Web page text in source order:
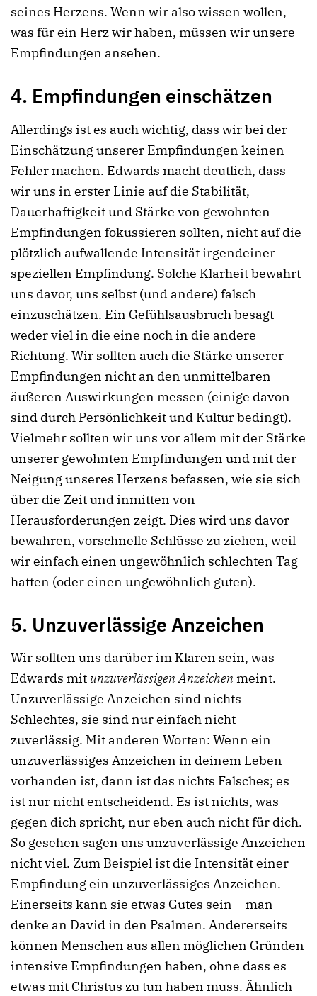
seines Herzens. Wenn wir also wissen wollen,
was für ein Herz wir haben, müssen wir unsere
Empfindungen ansehen.
4. Empfindungen einschätzen
Allerdings ist es auch wichtig, dass wir bei der
Einschätzung unserer Empfindungen keinen
Fehler machen. Edwards macht deutlich, dass
wir uns in erster Linie auf die Stabilität,
Dauerhaftigkeit und Stärke von gewohnten
Empfindungen fokussieren sollten, nicht auf die
plötzlich aufwallende Intensität irgendeiner
speziellen Empfindung. Solche Klarheit bewahrt
uns davor, uns selbst (und andere) falsch
einzuschätzen. Ein Gefühlsausbruch besagt
weder viel in die eine noch in die andere
Richtung. Wir sollten auch die Stärke unserer
Empfindungen nicht an den unmittelbaren
äußeren Auswirkungen messen (einige davon
sind durch Persönlichkeit und Kultur bedingt).
Vielmehr sollten wir uns vor allem mit der Stärke
unserer gewohnten Empfindungen und mit der
Neigung unseres Herzens befassen, wie sie sich
über die Zeit und inmitten von
Herausforderungen zeigt. Dies wird uns davor
bewahren, vorschnelle Schlüsse zu ziehen, weil
wir einfach einen ungewöhnlich schlechten Tag
hatten (oder einen ungewöhnlich guten).
5. Unzuverlässige Anzeichen
Wir sollten uns darüber im Klaren sein, was
Edwards mit unzuverlässigen Anzeichenmeint.
Unzuverlässige Anzeichen sind nichts
Schlechtes, sie sind nur einfach nicht
zuverlässig. Mit anderen Worten: Wenn ein
unzuverlässiges Anzeichen in deinem Leben
vorhanden ist, dann ist das nichts Falsches; es
ist nur nicht entscheidend. Es ist nichts, was
gegen dich spricht, nur eben auch nicht für dich.
So gesehen sagen uns unzuverlässige Anzeichen
nicht viel. Zum Beispiel ist die Intensität einer
Empfindung ein unzuverlässiges Anzeichen.
Einerseits kann sie etwas Gutes sein – man
denke an David in den Psalmen. Andererseits
können Menschen aus allen möglichen Gründen
intensive Empfindungen haben, ohne dass es
etwas mit Christus zu tun haben muss. Ähnlich